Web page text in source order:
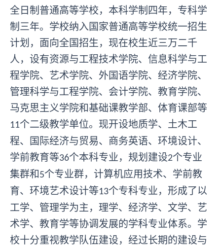
全日制普通高等学校，本科学制四年，专科学
制三年。学校纳入国家普通高等学校统一招生
计划，面向全国招生，现在校生近三万二千
人，设有资源与工程技术学院、信息科学与工
程学院、艺术学院、外国语学院、经济学院、
管理科学与工程学院、会计学院、教育学院、
马克思主义学院和基础课教学部、体育课部等
11个二级教学单位。现开设地质学、土木工
程、国际经济与贸易、商务英语、环境设计、
学前教育等36个本科专业，规划建设2个专业
集群和 5个专业群，计算机应用技术、学前教
育、环境艺术设计等13个专科专业，形成了以
工学、管理学为主，理学、经济学、文学、艺
术学、教育学等协调发展的学科专业体系。 学
校十分重视教学队伍建设，经过长期的建设与